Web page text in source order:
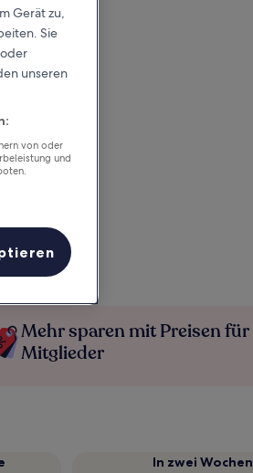
Mehr sparen mit Preisen für
Mitglieder
In zwei Wochen
Gerät zu,
Sie
unseren
von oder
und